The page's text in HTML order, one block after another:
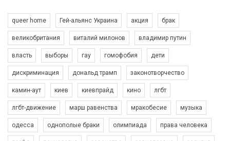
Зупинимо насильство проти ЛГБТ в Україні! Stop violence against LGBT in Ukraine!
6/30/2017
Емоційний та вражаючий промо-ролік на конкурс PACT, який
queer home Гей-альянс Украина акция брак
великобритания виталий милонов владимир путин
власть выборы гау гомофобия дети
дискриминация дональд трамп законотворчество
камин-аут киев киевпрайд кино лгбт
лгбт-движение марш равенства мракобесие музыка
одесса однополые браки олимпиада права человека